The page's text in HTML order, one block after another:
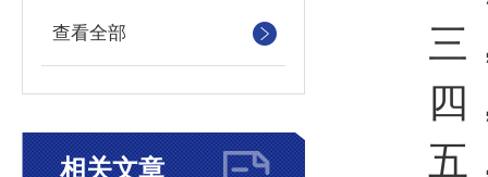
查看全部
相关文章
三，
四，
五，